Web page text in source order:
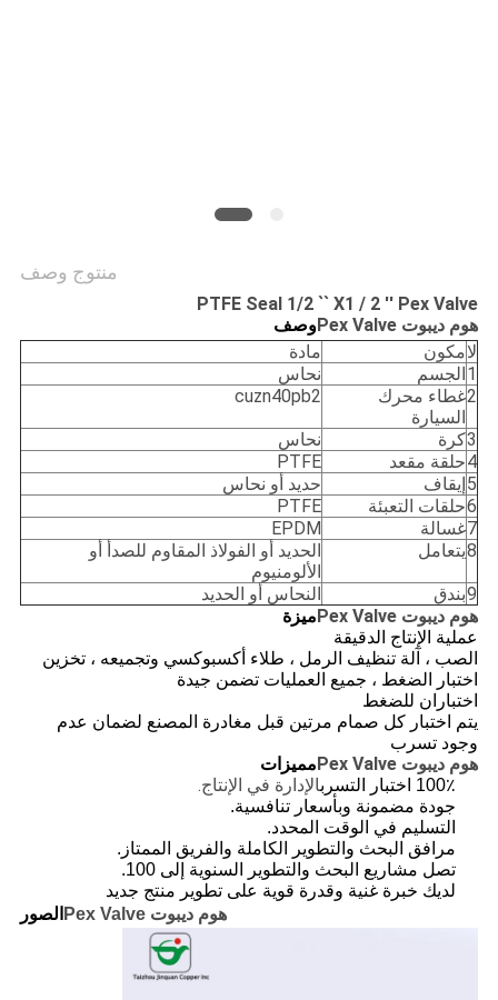
منتوج وصف
PTFE Seal 1/2 `` X1 / 2 '' Pex Valve
هوم ديبوت Pex Valve
وصف
لامكون
مادة
1 الجسم
نحاس
2غطاء محرك
السيارة
cuzn40pb2
3كرة
نحاس
4حلقة مقعد
PTFE
5 إيقاف
حديد أو نحاس
6حلقات التعبئة
PTFE
7غسالة
EPDM
8يتعامل
الحديد أو الفولاذ المقاوم للصدأ أو
الألومنيوم
9بندق
النحاس أو الحديد
هوم ديبوت Pex Valve
ميزة
عملية الإنتاج الدقيقة
الصب ، آلة تنظيف الرمل ، طلاء أكسبوكسي وتجميعه ، تخزين
اختبار الضغط ، جميع العمليات تضمن جيدة
اختباران للضغط
يتم اختبار كل صمام مرتين قبل مغادرة المصنع لضمان عدم
وجود تسرب
هوم ديبوت Pex Valve
مميزات
100٪ اختبار التسرب
الإدارة في الإنتاج.
جودة مضمونة وبأسعار تنافسية.
التسليم في الوقت المحدد.
مرافق البحث والتطوير الكاملة والفريق الممتاز.
تصل مشاريع البحث والتطوير السنوية إلى 100.
لديك خبرة غنية وقدرة قوية على تطوير منتج جديد
هوم ديبوت Pex Valve
الصور